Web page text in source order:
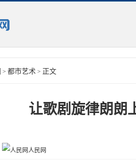
> 都市艺术 > 正文
让歌剧旋律朗朗
人民网